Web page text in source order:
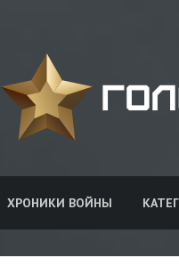
ХРОНИКИ ВОЙНЫ